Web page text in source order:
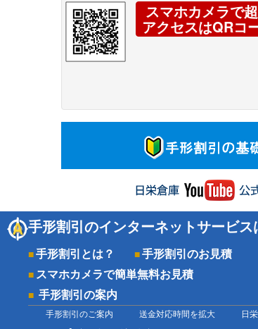
スマホカメラで
アクセスはQRコ
手形割引のインターネットサービ
手形割引とは？
手形割引のお見積
スマホカメラで簡単無料お見積
手形割引の案内
手形割引のご案内 送金対応時間を拡大 日